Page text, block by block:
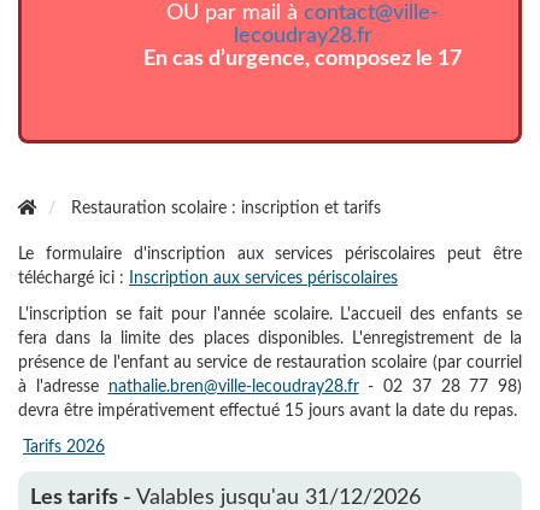
OU par mail àcontact@ville-
lecoudray28.fr
En cas d’urgence, composez le 17
Restauration scolaire : inscription et tarifs
Le formulaire d'inscription aux services périscolaires peut être
téléchargé ici :
Inscription aux services périscolaires
L'inscription se fait pour l'année scolaire. L'accueil des enfants se
fera dans la limite des places disponibles. L'enregistrement de la
présence de l'enfant au service de restauration scolaire (par courriel
à l'adresse
nathalie.bren@ville-lecoudray28.fr- 02 37 28 77 98)
devra être impérativement effectué 15 jours avant la date du repas.
Tarifs 2026
Les tarifs - Valables jusqu'au 31/12/2026